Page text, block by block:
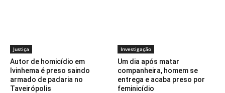
Justiça
Autor de homicídio em
Ivinhema é preso saindo
armado de padaria no
Taveirópolis
Investigação
Um dia após matar
companheira, homem se
entrega e acaba preso por
feminicídio